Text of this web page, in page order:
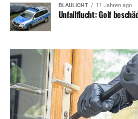
BLAULICHT 11 Jahren ago
Unfallflucht: Golf